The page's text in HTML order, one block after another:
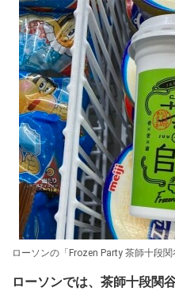
ローソンの「Frozen Party 茶師十段
ローソンでは、茶師十段関